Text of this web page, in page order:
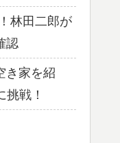
林田二郎が
認
き家を紹
戦！